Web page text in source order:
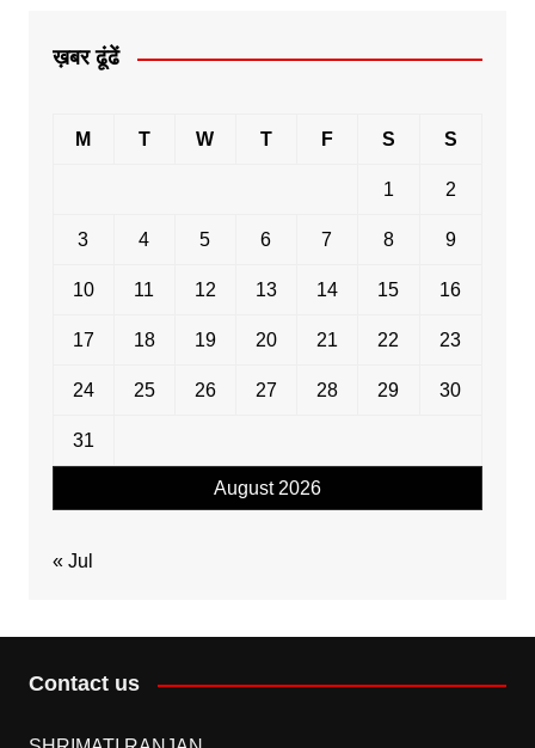
ख़बर ढूंढें
August 2026
M T W T F S S
1 2
3 4 5 6 7 8 9
10 11 12 13 14 15 16
17 18 19 20 21 22 23
24 25 26 27 28 29 30
31
« Jul
Contact us